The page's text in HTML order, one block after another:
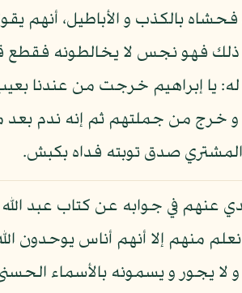
بالكذب و الأباطيل، أنهم
فهو نجس لا يخالطونه فقطع
إبراهيم خرجت من عندنا بعيب
خرج من جملتهم ثم إنه ندم بعد
صدق توبته فداه بكبش.
في جوابه عن كتاب عبد
منهم إلا أنهم أناس يوحدون
و لا يجور و يسمونه بالأسماء